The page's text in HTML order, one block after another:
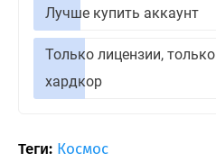
Лучше купить аккаунт
Только лицензии, только
хардкор
Теги: Космос